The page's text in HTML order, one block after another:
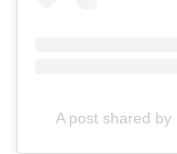
A post shared